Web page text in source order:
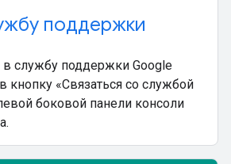
поддержки
в службу поддержки Google
кнопку «Связаться со службой
боковой панели консоли